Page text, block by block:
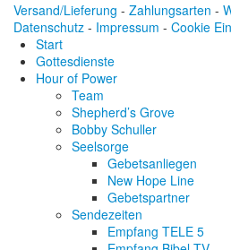
Versand/Lieferung - Zahlungsarten -
Datenschutz - Impressum - Cookie
Start
Gottesdienste
Hour of Power
Team
Shepherd’s Grove
Bobby Schuller
Seelsorge
Gebetsanliegen
New Hope Line
Gebetspartner
Sendezeiten
Empfang TELE 5